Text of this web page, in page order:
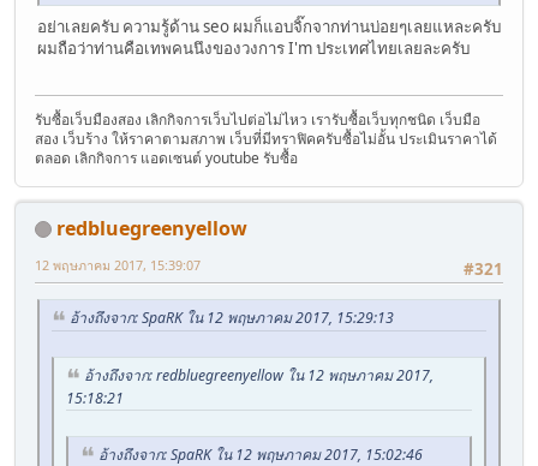
อย่าเลยครับ ความรู้ด้าน seo ผมก็แอบจิ๊กจากท่านบ่อยๆเลยแหละครับ
ผมถือว่าท่านคือเทพคนนึงของวงการ I'm ประเทศไทยเลยละครับ
รับซื้อเว็บมืองสอง เลิกกิจการเว็บไปต่อไม่ไหว เรารับซื้อเว็บทุกชนิด เว็บมือ
สอง เว็บร้าง ให้ราคาตามสภาพ เว็บที่มีทราฟิคครับซื้อไม่อั้น ประเมินราคาได้
ตลอด เลิกกิจการ แอดเซนต์ youtube รับซื้อ
redbluegreenyellow
#321
12 พฤษภาคม 2017, 15:39:07
อ้างถึงจาก: SpaRK ใน 12 พฤษภาคม 2017, 15:29:13
อ้างถึงจาก: redbluegreenyellow ใน 12 พฤษภาคม 2017,
15:18:21
อ้างถึงจาก: SpaRK ใน 12 พฤษภาคม 2017, 15:02:46